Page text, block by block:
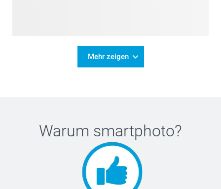
Mehr zeigen
Warum smartphoto?